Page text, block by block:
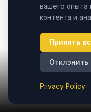
вашего опыта
контента и
Принять
Отклонить
Privacy Policy